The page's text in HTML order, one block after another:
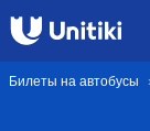
Билеты на автобусы